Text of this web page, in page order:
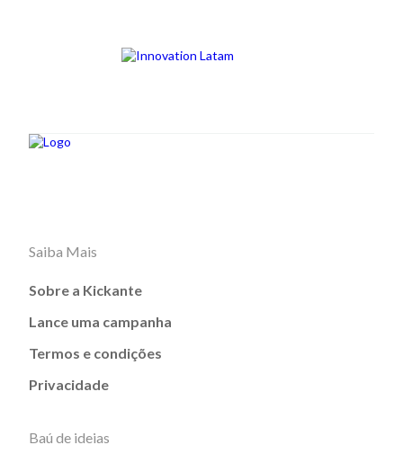
Saiba Mais
Sobre a Kickante
Lance uma campanha
Termos e condições
Privacidade
Baú de ideias